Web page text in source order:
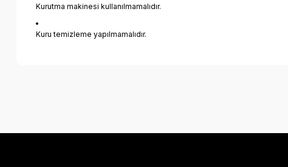
Kurutma makinesi kullanılmamalıdır.
Kuru temizleme yapılmamalıdır.
Ürün resmi kalitesiz, bozuk veya görüntülenemiyor.